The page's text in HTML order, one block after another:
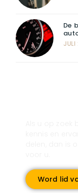
De
Word lid